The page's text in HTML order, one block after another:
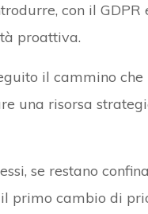
con il
proattiva.
il cammino
una risorsa
se restano
primo cambio di